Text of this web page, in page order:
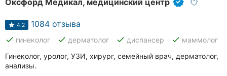
Оксфорд Медикал, медицинский центр
4.2 1084 отзыва
done гинеколог done дерматолог done диспансер done маммолог
Гинеколог, уролог, УЗИ, хирург, семейный врач, дерматолог,
анализы.